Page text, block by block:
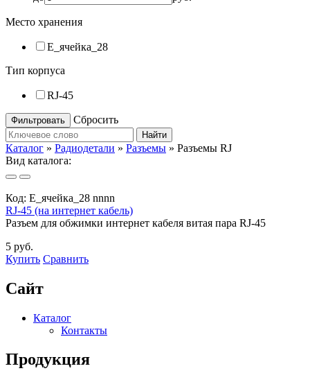
Место хранения
E_ячейка_28
Тип корпуса
RJ-45
Сбросить
Найти
Каталог » Радиодетали » Разъемы » Разъемы RJ
Вид каталога:
Код: E_ячейка_28 nnnn
RJ-45 (на интернет кабель)
Разъем для обжимки интернет кабеля витая пара RJ-45
5 руб.
Купить Сравнить
Сайт
Каталог
Контакты
Продукция